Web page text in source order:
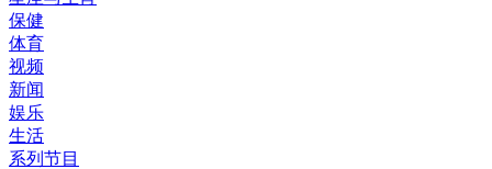
保健
体育
视频
新闻
娱乐
生活
系列节目